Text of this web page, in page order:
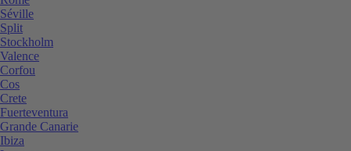
Séville
Split
Stockholm
Valence
Corfou
Cos
Crete
Fuerteventura
Grande Canarie
Ibiza